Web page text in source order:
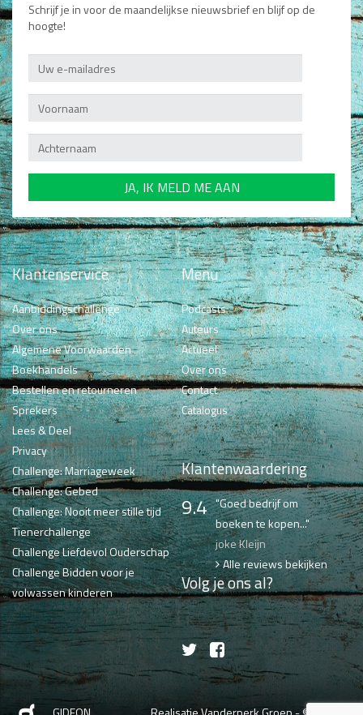
Schrijf je in voor de maandelijkse nieuwsbrief en blijf op de
hoogte!
Klantenservice
Aanbiddingschallenge
Over ons
Algemene Voorwaarden
Boekhandels
Bestellen en retourneren
Sprekers
Lees & Deel
Privacy
Challenge: Marriageweek
Challenge: Gebed
Challenge: Nooit meer stille tijd
Tienerchallenge
Challenge Liefdevol Ouderschap
Challenge Bidden voor je
volwassen kinderen
Menu
Podcasts
Auteurs
Actueel
Over ons
Contact
Catalogus
Klantenwaardering
9.4 "Goed bedrijf om
boeken te kopen..."
joke Kleijn
Alle reviews bekijken
Volg je ons al?